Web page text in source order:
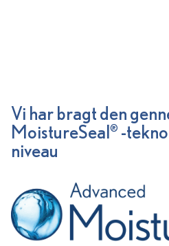
Vi har bragt den
MoistureSeal ® -
niveau